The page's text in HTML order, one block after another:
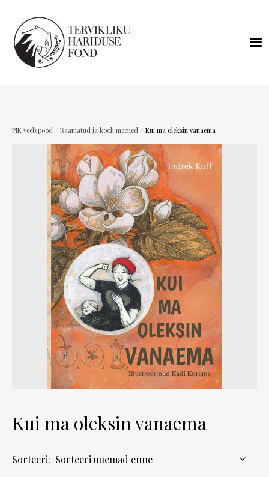
PJK veebipood / Raamatud ja kooli meened / Kui ma oleksin vanaema
Kui ma oleksin vanaema
Sorteeri: